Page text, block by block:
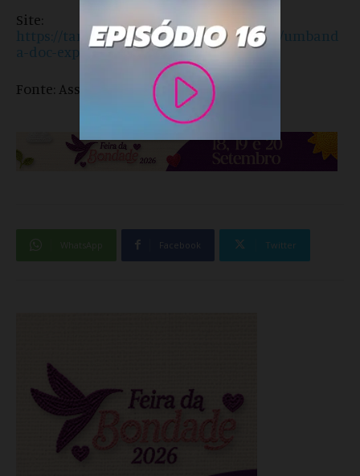
Site:
https://tangerinasdodeserto.wixsite.com/umband
a-doc-expo
Fonte: Assessoria
Facebook Twitter